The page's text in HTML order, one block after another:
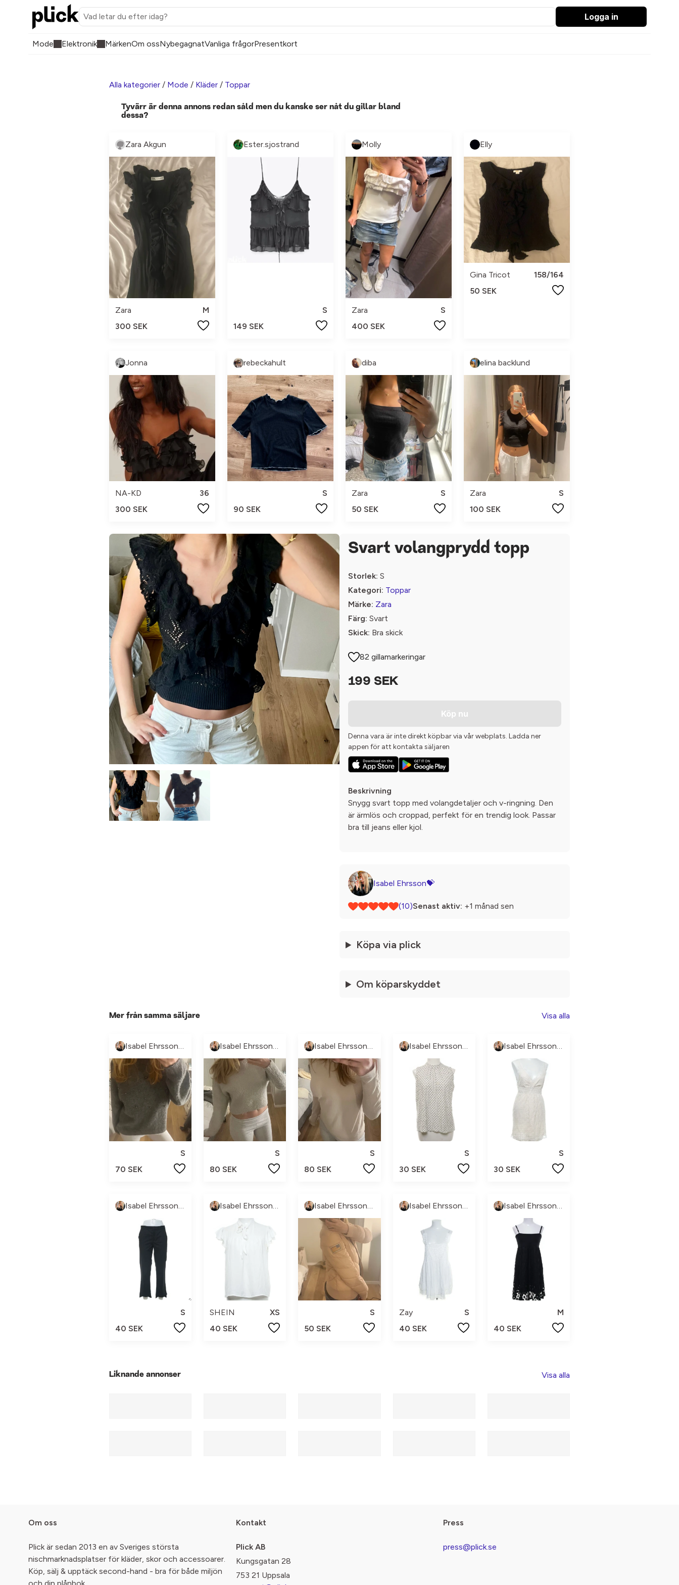
Logga in
Mode Elektronik MärkenOm ossNybegagnatVanliga frågorPresentkort
Alla kategorier / Mode / Kläder / Toppar
Tyvärr är denna annons redan såld men du kanske ser nåt du gillar bland
dessa?
Zara Akgun
Zara
M
300 SEK
Ester.sjostrand
S
149 SEK
Molly
Zara
S
400 SEK
Elly
Gina Tricot
158/164
50 SEK
Jonna
NA-KD
36
300 SEK
rebeckahult
S
90 SEK
diba
Zara
S
50 SEK
elina backlund
Zara
S
100 SEK
Svart volangprydd topp
Storlek: S
Kategori: Toppar
Märke: Zara
Färg: Svart
Skick: Bra skick
82 gillamarkeringar
199 SEK
Köp nu
Denna vara är inte direkt köpbar via vår webplats. Ladda ner
appen för att kontakta säljaren
Beskrivning
Snygg svart topp med volangdetaljer och v-ringning. Den
är ärmlös och croppad, perfekt för en trendig look. Passar
bra till jeans eller kjol.
Isabel Ehrsson💝
(10)Senast aktiv: +1 månad sen
Köpa via plick
Om köparskyddet
Mer från samma säljare Visa alla
Isabel Ehrsson💝
S
70 SEK
Isabel Ehrsson💝
S
80 SEK
Isabel Ehrsson💝
S
80 SEK
Isabel Ehrsson💝
S
30 SEK
Isabel Ehrsson💝
S
30 SEK
S
40 SEK
SHEIN
XS
40 SEK
S
50 SEK
Zay
S
40 SEK
M
40 SEK
Liknande annonser Visa alla
Om oss
Plick är sedan 2013 en av Sveriges största
nischmarknadsplatser för kläder, skor och accessoarer.
Köp, sälj & upptäck second-hand - bra för både miljön
Kontakt
Plick AB
Kungsgatan 28
753 21 Uppsala
Press
press@plick.se